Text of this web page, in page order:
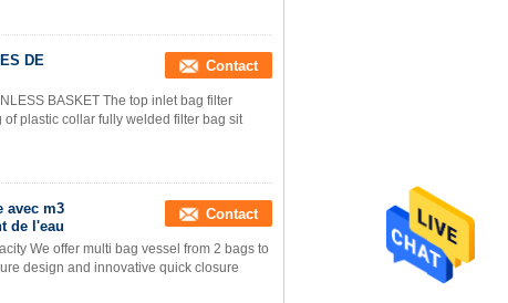
DE
Contact
BASKET The top inlet bag filter
plastic collar fully welded filter bag sit
avec m3
de l'eau
Contact
We offer multi bag vessel from 2 bags to
design and innovative quick closure